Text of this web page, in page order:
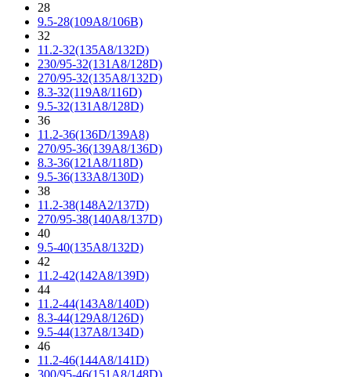
28
9.5-28(109A8/106B)
32
11.2-32(135A8/132D)
230/95-32(131A8/128D)
270/95-32(135A8/132D)
8.3-32(119A8/116D)
9.5-32(131A8/128D)
36
11.2-36(136D/139A8)
270/95-36(139A8/136D)
8.3-36(121A8/118D)
9.5-36(133A8/130D)
38
11.2-38(148A2/137D)
270/95-38(140A8/137D)
40
9.5-40(135A8/132D)
42
11.2-42(142A8/139D)
44
11.2-44(143A8/140D)
8.3-44(129A8/126D)
9.5-44(137A8/134D)
46
11.2-46(144A8/141D)